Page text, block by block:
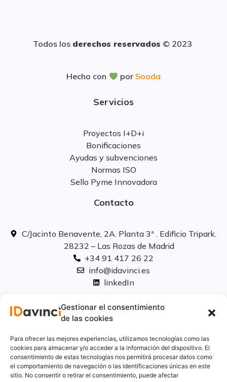
Gestionar el consentimiento
de las cookies
Para ofrecer las mejores experiencias, utilizamos tecnologías como las
cookies para almacenar y/o acceder a la información del dispositivo. El
consentimiento de estas tecnologías nos permitirá procesar datos como
el comportamiento de navegación o las identificaciones únicas en este
sitio. No consentir o retirar el consentimiento, puede afectar
Todos los derechos reservados © 2023
Hecho con por Sooda
Servicios
Proyectos I+D+i
Bonificaciones
Ayudas y subvenciones
Normas ISO
Sello Pyme Innovadora
Contacto
C/Jacinto Benavente, 2A. Planta 3ª . Edificio Tripark.
28232 – Las Rozas de Madrid
+34 91 417 26 22
info@idavinci.es
linkedIn
Políticas legales
Aviso Legal
Privacidad
Cookies
Innovación